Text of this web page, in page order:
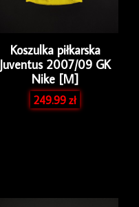
Koszulka piłkarska
Juventus 2007/09 GK
Nike [M]
249.99zł